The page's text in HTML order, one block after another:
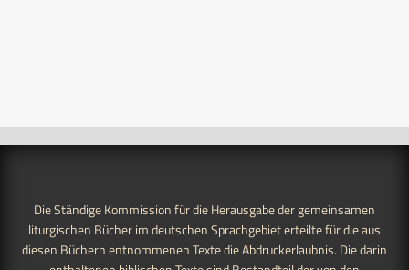
Die Ständige Kommission für die Herausgabe der gemeinsamen
liturgischen Bücher im deutschen Sprachgebiet erteilte für die aus
diesen Büchern entnommenen Texte die Abdruckerlaubnis. Die darin